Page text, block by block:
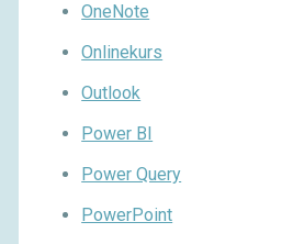
OneNote
Onlinekurs
Outlook
Power BI
Power Query
PowerPoint